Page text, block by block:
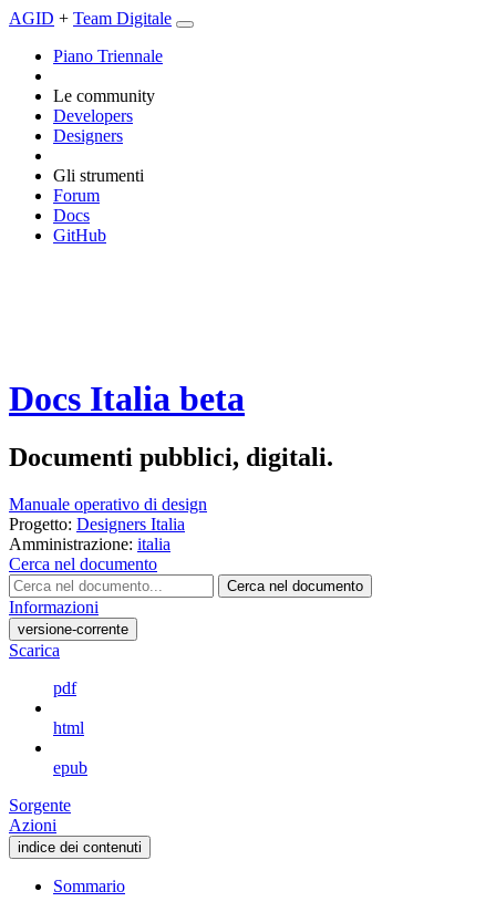
AGID + Team Digitale
Piano Triennale
Le community
Developers
Designers
Gli strumenti
Forum
Docs
GitHub
Docs Italia beta
Documenti pubblici, digitali.
Manuale operativo di design
Progetto: Designers Italia
Amministrazione: italia
Cerca nel documento
Cerca nel documento
Informazioni
versione-corrente
Scarica
pdf
html
epub
Sorgente
Azioni
indice dei contenuti
Sommario